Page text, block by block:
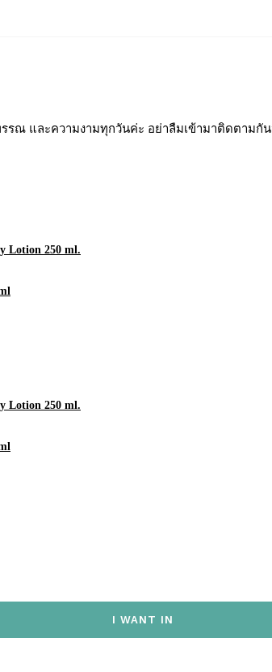
รณ และความงามทุกวันค่ะ อย่าลืมเข้ามาติดตามกั
Lotion 250 ml.
Lotion 250 ml.
I WANT IN